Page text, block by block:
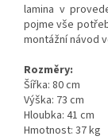
lamina v
pojme vše
montážní návod
Rozměry:
Šířka: 80 cm
Výška: 73 cm
Hloubka: 41 cm
Hmotnost: 37 kg